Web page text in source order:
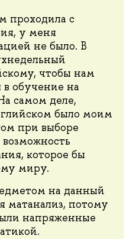
проходила с
у меня
не было. В
чтобы нам
обучение на
самом деле,
было моим
при выборе
которое бы
миру.
на данный
матанализ, потому
напряженные